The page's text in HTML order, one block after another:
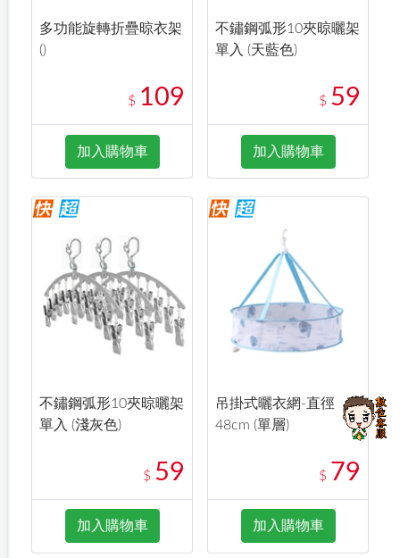
多功能旋轉折疊晾衣架
()
$ 109
加入購物車
不鏽鋼弧形10夾晾曬架
單入 (天藍色)
$ 59
加入購物車
不鏽鋼弧形10夾晾曬架
單入 (淺灰色)
$ 59
加入購物車
吊掛式曬衣網-直徑
48cm (單層)
$ 79
加入購物車